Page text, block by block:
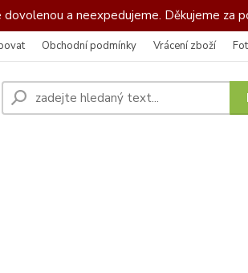
dovolenou a neexpedujeme. Děkujeme za
Obchodní podmínky Vrácení zboží